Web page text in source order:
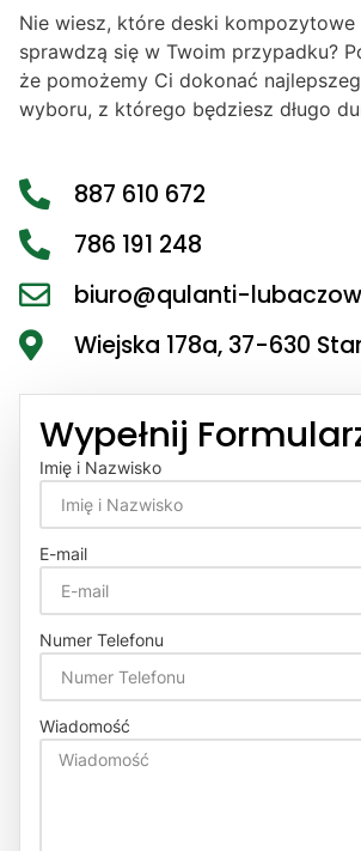
Nie wiesz, które deski kompozytowe
sprawdzą się w Twoim przypadku?
że pomożemy Ci dokonać
wyboru, z którego będziesz długo
887 610 672
786 191 248
biuro@qulanti-
Wiejska 178a, 37-630
Wypełnij
Imię i Nazwisko
E-mail
Numer Telefonu
Wiadomość